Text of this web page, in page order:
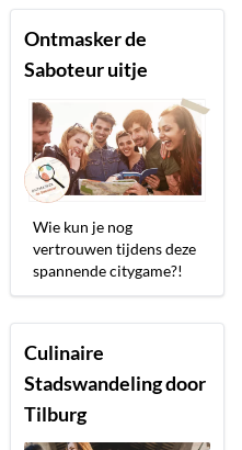
Ontmasker de
Saboteur uitje
Wie kun je nog
vertrouwen tijdens deze
spannende citygame?!
Culinaire
Stadswandeling door
Tilburg